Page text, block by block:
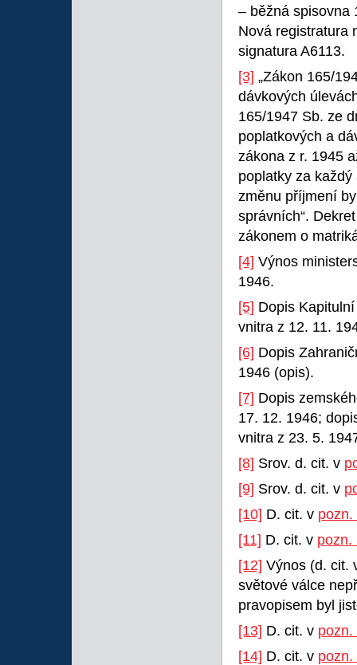
– běžná spisovna
Nová registratura
signatura A6113.
[3] „Zákon 165/
dávkových
165/1947 Sb. ze
poplatkových a
zákona z r. 1945
poplatky za
změnu příjmení
správních“.
zákonem o
[4] Výnos
1946.
[5] Dopis
vnitra z 12. 11.
[6] Dopis
1946 (opis).
[7] Dopis
17. 12. 1946;
vnitra z 23. 5.
[8] Srov. d. cit. v
[9] Srov. d. cit. v
[10] D. cit. v pozn.
[11] D. cit. v pozn.
[12] Výnos (d. cit.
světové válce
pravopisem byl
[13] D. cit. v pozn.
[14] D. cit. v pozn.